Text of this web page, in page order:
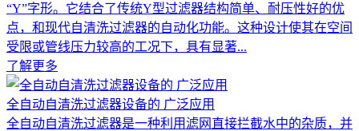
“Y”字形。它结合了传统Y型过滤器结构简单、耐压性好的优
点，和现代自清洗过滤器的自动化功能。这种设计使其在空间
受限或管线压力较高的工况下，具有显著...
了解更多
全自动自清洗过滤器设备的 广泛应用
全自动自清洗过滤器是一种利用滤网直接拦截水中的杂质，并